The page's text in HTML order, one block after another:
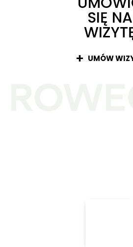
SIĘ NA
UMÓW